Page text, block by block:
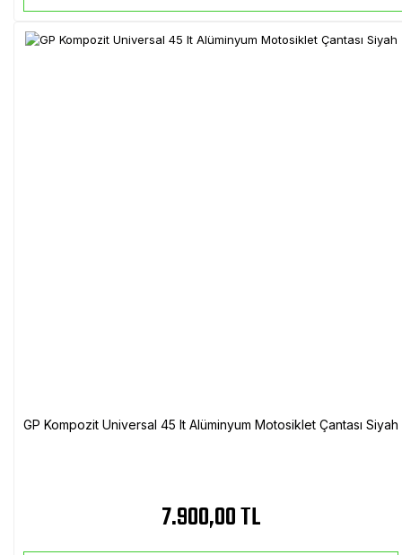
GP Kompozit Universal 45 lt Alüminyum Motosiklet Çantası Siyah
7.900,00 TL